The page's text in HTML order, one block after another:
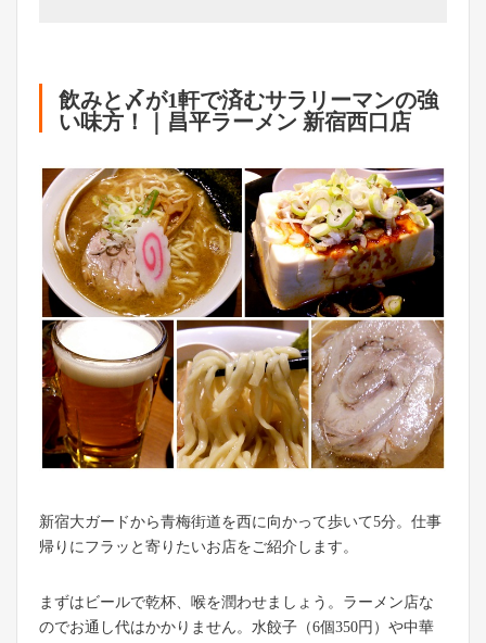
飲みと〆が1軒で済むサラリーマンの強
い味方！｜昌平ラーメン 新宿西口店
新宿大ガードから青梅街道を西に向かって歩いて5分。仕事
帰りにフラッと寄りたいお店をご紹介します。
まずはビールで乾杯、喉を潤わせましょう。ラーメン店な
のでお通し代はかかりません。水餃子（6個350円）や中華